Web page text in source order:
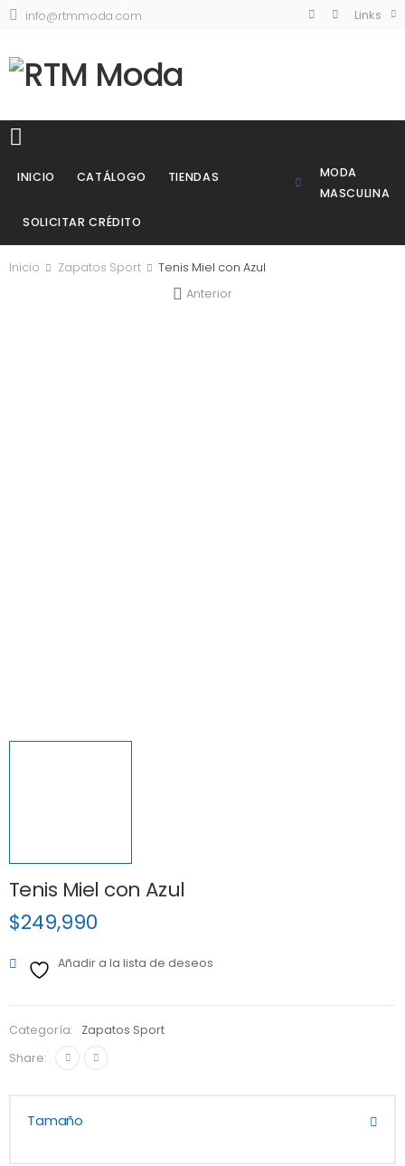
info@rtmmoda.com Links
INICIO CATÁLOGO TIENDAS
SOLICITAR CRÉDITO
MODA
MASCULINA
Inicio Zapatos Sport
Tenis Miel con Azul
Anterior
Tenis Miel con Azul
$249,990
Añadir a la lista de deseos
Categoría:
Zapatos Sport
Share:
Tamaño